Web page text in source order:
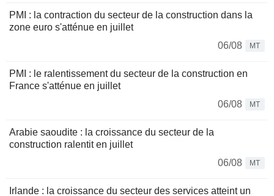
PMI : la contraction du secteur de la construction dans la
zone euro s'atténue en juillet
06/08
MT
PMI : le ralentissement du secteur de la construction en
France s'atténue en juillet
06/08
MT
Arabie saoudite : la croissance du secteur de la
construction ralentit en juillet
06/08
MT
Irlande : la croissance du secteur des services atteint un